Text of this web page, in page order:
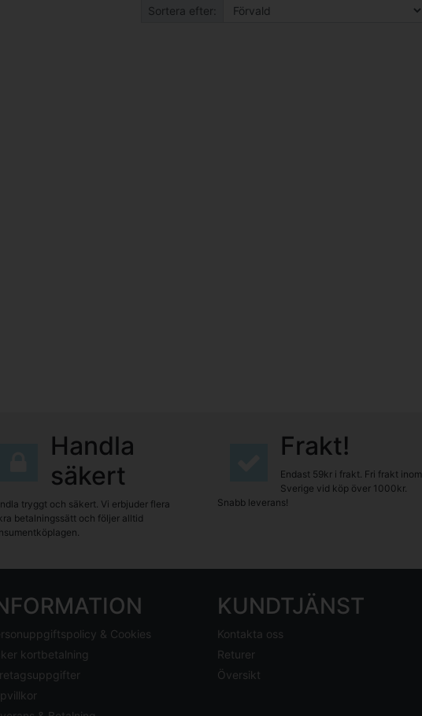
Sortera efter:
Handla
säkert
tryggt och säkert. Vi erbjuder flera
betalningssätt och följer alltid
Frakt!
Endast 59kr i frakt. Fri frakt inom
Sverige vid köp över 1000kr.
Snabb leverans!
& Cookies
kortbetalning
KUNDTJÄNST
Kontakta oss
Returer
Översikt